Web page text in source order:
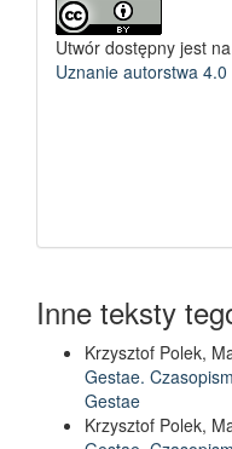
Utwór dostępny jest
Uznanie autorstwa
Inne teksty
Krzysztof Polek,
Gestae.
Gestae
Krzysztof Polek,